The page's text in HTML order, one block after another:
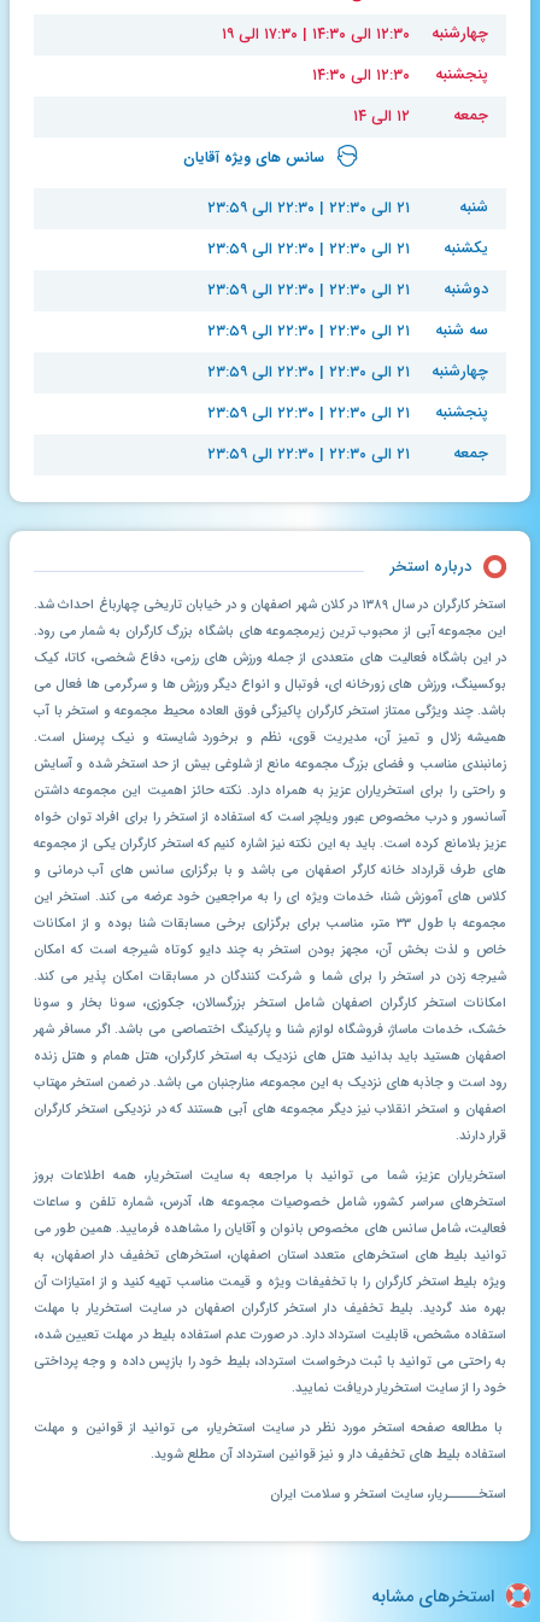
چهارشنبه
۱۲:۳۰ الی ۱۴:۳۰ | ۱۷:۳۰ الی ۱۹
پنجشنبه
۱۲:۳۰ الی ۱۴:۳۰
جمعه
۱۲ الی ۱۴
سانس های ویژه آقایان
شنبه
۲۱ الی ۲۲:۳۰ | ۲۲:۳۰ الی ۲۳:۵۹
یکشنبه
۲۱ الی ۲۲:۳۰ | ۲۲:۳۰ الی ۲۳:۵۹
دوشنبه
۲۱ الی ۲۲:۳۰ | ۲۲:۳۰ الی ۲۳:۵۹
سه شنبه
۲۱ الی ۲۲:۳۰ | ۲۲:۳۰ الی ۲۳:۵۹
چهارشنبه
۲۱ الی ۲۲:۳۰ | ۲۲:۳۰ الی ۲۳:۵۹
پنجشنبه
۲۱ الی ۲۲:۳۰ | ۲۲:۳۰ الی ۲۳:۵۹
جمعه
۲۱ الی ۲۲:۳۰ | ۲۲:۳۰ الی ۲۳:۵۹
درباره استخر
استخر کارگران در سال ۱۳۸۹ در کلان شهر اصفهان و در خیابان تاریخی چهارباغ احداث شد.
این مجموعه آبی از محبوب ترین زیرمجموعه های باشگاه بزرگ کارگران به شمار می رود.
در این باشگاه فعالیت های متعددی از جمله ورزش های رزمی، دفاع شخصی، کاتا، کیک
بوکسینگ، ورزش های زورخانه ای، فوتبال و انواع دیگر ورزش ها و سرگرمی ها فعال می
باشد. چند ویژگی ممتاز استخر کارگران پاکیزگی فوق العاده محیط مجموعه و استخر با آب
همیشه زلال و تمیز آن، مدیریت قوی، نظم و برخورد شایسته و نیک پرسنل است.
زمانبندی مناسب و فضای بزرگ مجموعه مانع از شلوغی بیش از حد استخر شده و آسایش
و راحتی را برای استخریاران عزیز به همراه دارد. نکته حائز اهمیت این مجموعه داشتن
آسانسور و درب مخصوص عبور ویلچر است که استفاده از استخر را برای افراد توان خواه
عزیز بلامانع کرده است. باید به این نکته نیز اشاره کنیم که استخر کارگران یکی از مجموعه
های طرف قرارداد خانه کارگر اصفهان می باشد و با برگزاری سانس های آب درمانی و
کلاس های آموزش شنا، خدمات ویژه ای را به مراجعین خود عرضه می کند. استخر این
مجموعه با طول ۳۳ متر، مناسب برای برگزاری برخی مسابقات شنا بوده و از امکانات
خاص و لذت بخش آن، مجهز بودن استخر به چند دایو کوتاه شیرجه است که امکان
شیرجه زدن در استخر را برای شما و شرکت کنندگان در مسابقات امکان پذیر می کند.
امکانات استخر کارگران اصفهان شامل استخر بزرگسالان، جکوزی، سونا بخار و سونا
خشک، خدمات ماساژ، فروشگاه لوازم شنا و پارکینگ اختصاصی می باشد. اگر مسافر شهر
اصفهان هستید باید بدانید هتل های نزدیک به استخر کارگران، هتل همام و هتل زنده
رود است و جاذبه های نزدیک به این مجموعه، منارجنبان می باشد. در ضمن استخر مهتاب
اصفهان و استخر انقلاب نیز دیگر مجموعه های آبی هستند که در نزدیکی استخر کارگران
قرار دارند.
استخریاران عزیز، شما می توانید با مراجعه به سایت استخریار، همه اطلاعات بروز
استخرهای سراسر کشور، شامل خصوصیات مجموعه ها، آدرس، شماره تلفن و ساعات
فعالیت، شامل سانس های مخصوص بانوان و آقایان را مشاهده فرمایید. همین طور می
توانید بلیط های استخرهای متعدد استان اصفهان، استخرهای تخفیف دار اصفهان، به
ویژه بلیط استخر کارگران را با تخفیفات ویژه و قیمت مناسب تهیه کنید و از امتیازات آن
بهره مند گردید. بلیط تخفیف دار استخر کارگران اصفهان در سایت استخریار با مهلت
استفاده مشخص، قابلیت استرداد دارد. در صورت عدم استفاده بلیط در مهلت تعیین شده،
به راحتی می توانید با ثبت درخواست استرداد، بلیط خود را بازپس داده و وجه پرداختی
خود را از سایت استخریار دریافت نمایید.
با مطالعه صفحه استخر مورد نظر در سایت استخریار، می توانید از قوانین و مهلت
استفاده بلیط های تخفیف دار و نیز قوانین استرداد آن مطلع شوید.
استخـــــریار، سایت استخر و سلامت ایران
استخرهای مشابه